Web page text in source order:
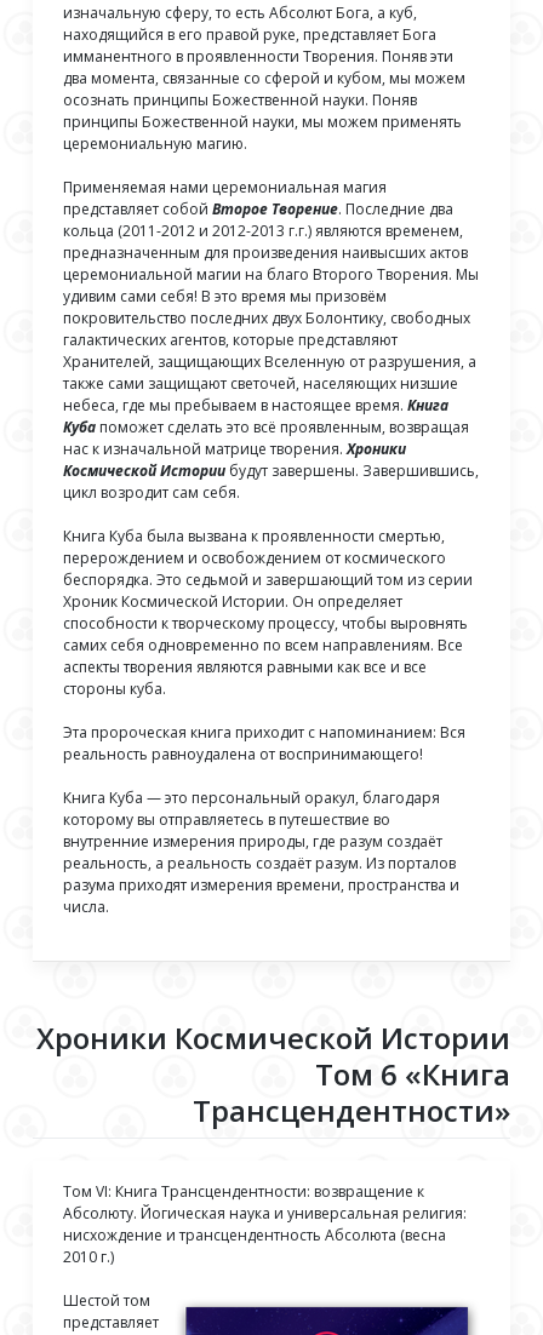
изначальную сферу, то есть Абсолют Бога, а куб,
находящийся в его правой руке, представляет Бога
имманентного в проявленности Творения. Поняв эти
два момента, связанные со сферой и кубом, мы можем
осознать принципы Божественной науки. Поняв
принципы Божественной науки, мы можем применять
церемониальную магию.
Применяемая нами церемониальная магия
представляет собойВторое Творение. Последние два
кольца (2011-2012 и 2012-2013 г.г.) являются временем,
предназначенным для произведения наивысших актов
церемониальной магии на благо Второго Творения. Мы
удивим сами себя! В это время мы призовём
покровительство последних двух Болонтику, свободных
галактических агентов, которые представляют
Хранителей, защищающих Вселенную от разрушения, а
также сами защищают светочей, населяющих низшие
небеса, где мы пребываем в настоящее время.Книга
Куба поможет сделать это всё проявленным, возвращая
нас к изначальной матрице творения.Хроники
Космической Истории будут завершены. Завершившись,
цикл возродит сам себя.
Книга Куба была вызвана к проявленности смертью,
перерождением и освобождением от космического
беспорядка. Это седьмой и завершающий том из серии
Хроник Космической Истории. Он определяет
способности к творческому процессу, чтобы выровнять
самих себя одновременно по всем направлениям. Все
аспекты творения являются равными как все и все
стороны куба.
Эта пророческая книга приходит с напоминанием: Вся
реальность равноудалена от воспринимающего!
Книга Куба — это персональный оракул, благодаря
которому вы отправляетесь в путешествие во
внутренние измерения природы, где разум создаёт
реальность, а реальность создаёт разум. Из порталов
разума приходят измерения времени, пространства и
числа.
Хроники Космической Истории
Том 6 «Книга
Трансцендентности»
Том VI: Книга Трансцендентности: возвращение к
Абсолюту. Йогическая наука и универсальная религия:
нисхождение и трансцендентность Абсолюта (весна
2010 г.)
Шестой том
представляет